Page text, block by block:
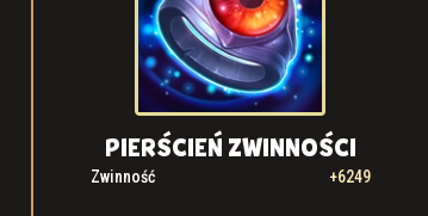
PIERŚCIEŃ ZWINNOŚCI
Zwinność +6249